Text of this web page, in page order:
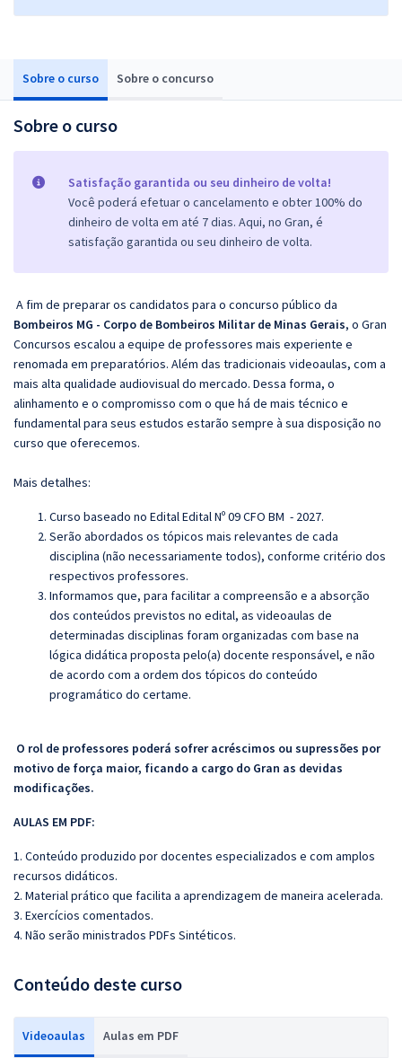
Sobre o curso Sobre o concurso
Sobre o curso
Satisfação garantida ou seu dinheiro de volta!
Você poderá efetuar o cancelamento e obter 100% do
dinheiro de volta em até 7 dias. Aqui, no Gran, é
satisfação garantida ou seu dinheiro de volta.
A fim de preparar os candidatos para o concurso público da
Bombeiros MG - Corpo de Bombeiros Militar de Minas Gerais, o Gran
Concursos escalou a equipe de professores mais experiente e
renomada em preparatórios. Além das tradicionais videoaulas, com a
mais alta qualidade audiovisual do mercado. Dessa forma, o
alinhamento e o compromisso com o que há de mais técnico e
fundamental para seus estudos estarão sempre à sua disposição no
curso que oferecemos.
Mais detalhes:
Curso baseado no Edital Edital Nº 09 CFO BM - 2027.
Serão abordados os tópicos mais relevantes de cada
disciplina (não necessariamente todos), conforme critério dos
respectivos professores.
Informamos que, para facilitar a compreensão e a absorção
dos conteúdos previstos no edital, as videoaulas de
determinadas disciplinas foram organizadas com base na
lógica didática proposta pelo(a) docente responsável, e não
de acordo com a ordem dos tópicos do conteúdo
programático do certame.
O rol de professores poderá sofrer acréscimos ou supressões por
motivo de força maior, ficando a cargo do Gran as devidas
modificações.
AULAS EM PDF:
1. Conteúdo produzido por docentes especializados e com amplos
recursos didáticos.
2. Material prático que facilita a aprendizagem de maneira acelerada.
3. Exercícios comentados.
4. Não serão ministrados PDFs Sintéticos.
Conteúdo deste curso
Videoaulas Aulas em PDF